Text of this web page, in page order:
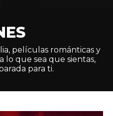
películas románticas y
lo que sea que sientas,
para ti.